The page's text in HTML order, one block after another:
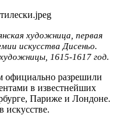
художница, первая
искусства Дисеньо.
1615-1617 год.
официально разрешили
в известнейших
Париже и Лондоне.